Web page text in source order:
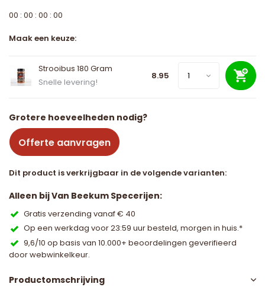
00 : 00 : 00 : 00
Maak een keuze:
Strooibus 180 Gram
Snelle levering!
8.95
Grotere hoeveelheden nodig?
Offerte aanvragen
Dit product is verkrijgbaar in de volgende varianten:
Alleen bij Van Beekum Specerijen:
Gratis verzending vanaf € 40
Op een werkdag voor 23:59 uur besteld, morgen in huis.*
9,6/10 op basis van 10.000+ beoordelingen geverifieerd
door webwinkelkeur.
Productomschrijving